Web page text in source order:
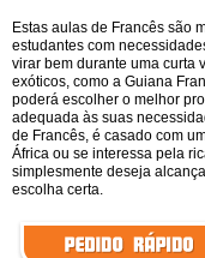
Estas aulas de Francês são
estudantes com
virar bem durante uma curta
exóticos, como a Guiana
poderá escolher o melhor
adequada às suas
de Francês, é casado com
África ou se interessa pela
simplesmente deseja
escolha certa.